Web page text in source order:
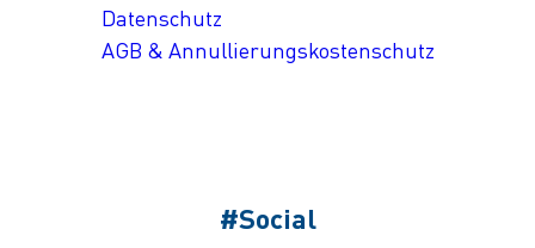
Datenschutz
AGB & Annullierungskostenschutz
#Social